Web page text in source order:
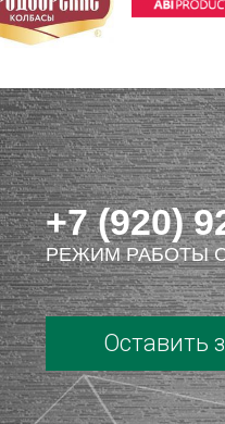
+7 (920)
РЕЖИМ РАБОТЫ С
Оставить